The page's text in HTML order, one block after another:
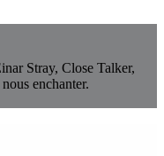
Stray, Close Talker,
enchanter.